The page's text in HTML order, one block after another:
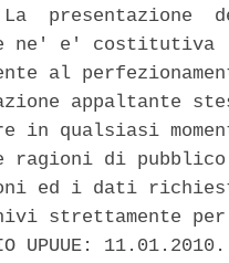
presentazione
ne' e'
al
appaltante
in qualsiasi
ragioni di
ed i dati
strettamente
UPUUE: